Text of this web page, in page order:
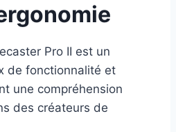
Pro II est un
de fonctionnalité et
une compréhension
des créateurs de